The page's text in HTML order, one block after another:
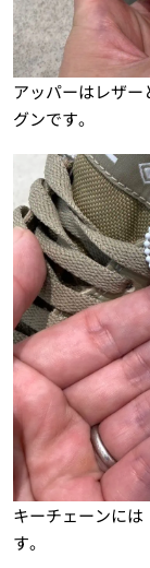
アッパーはレザ
グンです。
キーチェーンに
す。